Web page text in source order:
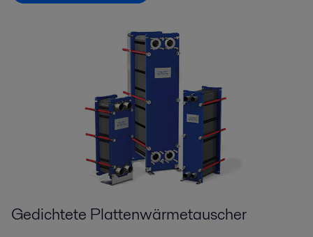
Gedichtete Plattenwärmetauscher